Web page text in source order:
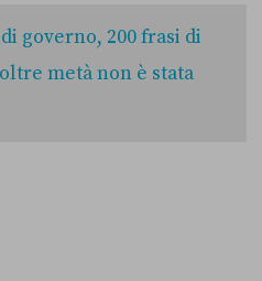
governo, 200 frasi di
metà non è stata